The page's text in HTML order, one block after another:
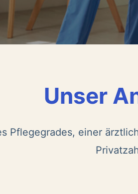
Unser
Pflegegrades, einer